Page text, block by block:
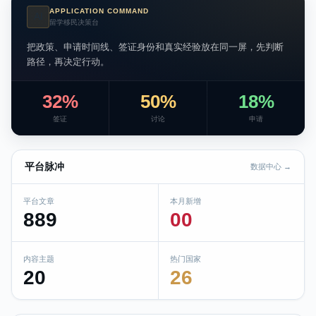
APPLICATION COMMAND
留学移民决策台
把政策、申请时间线、签证身份和真实经验放在同一屏，先判断
路径，再决定行动。
32%
签证
50%
讨论
18%
申请
平台脉冲 数据中心 →
平台文章
889
本月新增
00
内容主题
20
热门国家
26